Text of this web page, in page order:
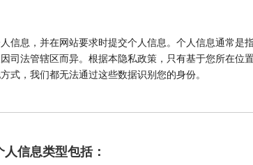
信息，并在网站要求时提交个人信息。个人信息通常
司法管辖区而异。根据本隐私政策，只有基于您所在
式，我们都无法通过这些数据识别您的身份。
信息类型包括：